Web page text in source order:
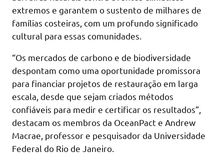
extremos e garantem o sustento de milhares de
famílias costeiras, com um profundo significado
cultural para essas comunidades.
“Os mercados de carbono e de biodiversidade
despontam como uma oportunidade promissora
para financiar projetos de restauração em larga
escala, desde que sejam criados métodos
confiáveis para medir e certificar os resultados”,
destacam os membros da OceanPact e Andrew
Macrae, professor e pesquisador da Universidade
Federal do Rio de Janeiro.